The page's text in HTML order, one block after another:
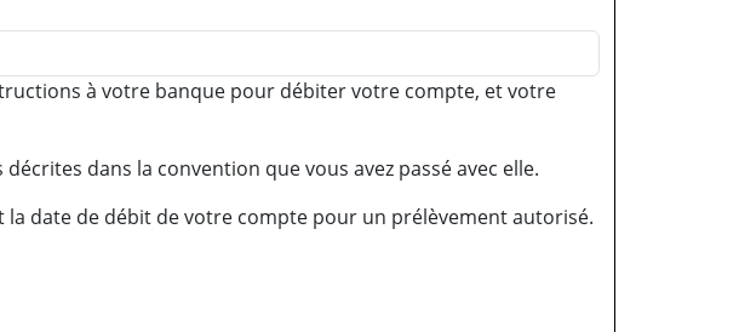
à votre banque pour débiter votre compte, et votre
dans la convention que vous avez passé avec elle.
date de débit de votre compte pour un prélèvement autorisé.